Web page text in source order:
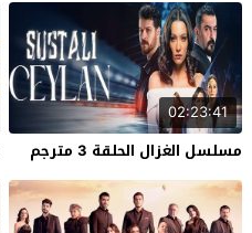
02:23:41
مسلسل الغزال الحلقة 3 مترجم